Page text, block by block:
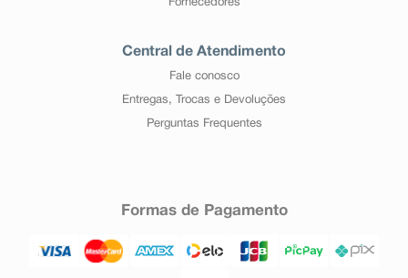
Fornecedores
Central de Atendimento
Fale conosco
Entregas, Trocas e Devoluções
Perguntas Frequentes
Formas de Pagamento